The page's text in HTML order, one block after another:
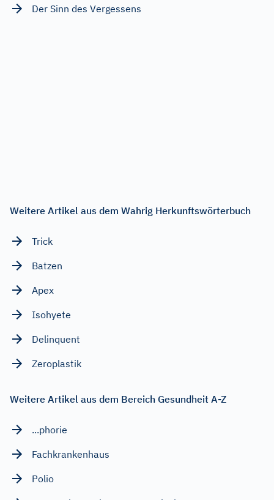
Der Sinn des Vergessens
Weitere Artikel aus dem Wahrig Herkunftswörterbuch
Trick
Batzen
Apex
Isohyete
Delinquent
Zeroplastik
Weitere Artikel aus dem Bereich Gesundheit A-Z
...phorie
Fachkrankenhaus
Polio